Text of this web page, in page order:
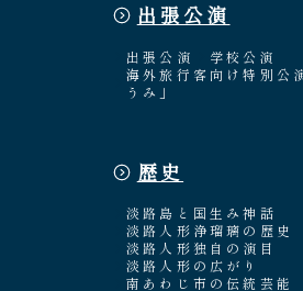
出張公演
出張公演
学校公演
海外旅行客向け特別公
うみ」
歴史
淡路島と国生み神話
淡路人形浄瑠璃の歴史
淡路人形独自の演目
淡路人形の広がり
南あわじ市の伝統芸能